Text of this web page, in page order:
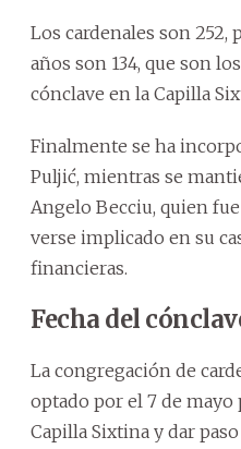
Los cardenales son 252,
años son 134, que son
cónclave en la Capilla
Finalmente se ha
Puljić, mientras se
Angelo Becciu, quien
verse implicado en su
financieras.
Fecha del
La congregación de
optado por el 7 de mayo
Capilla Sixtina y dar